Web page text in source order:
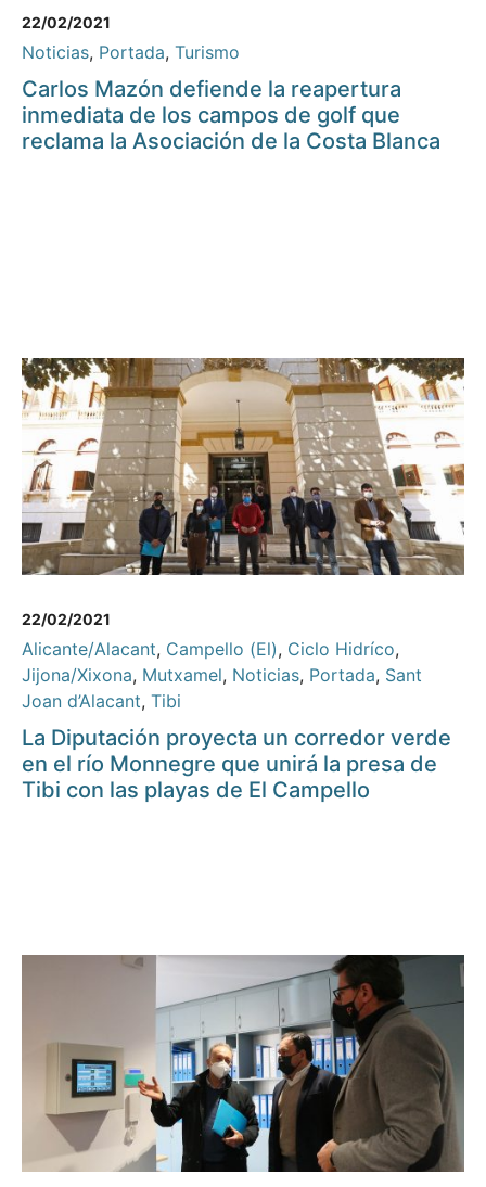
22/02/2021
Noticias, Portada, Turismo
Carlos Mazón defiende la reapertura
inmediata de los campos de golf que
reclama la Asociación de la Costa Blanca
22/02/2021
Alicante/Alacant, Campello (El), Ciclo Hidríco,
Jijona/Xixona, Mutxamel, Noticias, Portada, Sant
Joan d’Alacant, Tibi
La Diputación proyecta un corredor verde
en el río Monnegre que unirá la presa de
Tibi con las playas de El Campello